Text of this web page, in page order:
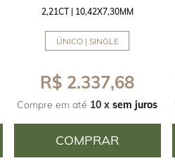
2,21CT | 10,42X7,30MM
ÚNICO | SINGLE
R$ 2.337,68
Compre em até 10 x sem juros
COMPRAR